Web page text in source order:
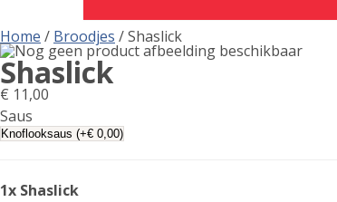
Home / Broodjes / Shaslick
Shaslick
€ 11,00
Saus
1x Shaslick